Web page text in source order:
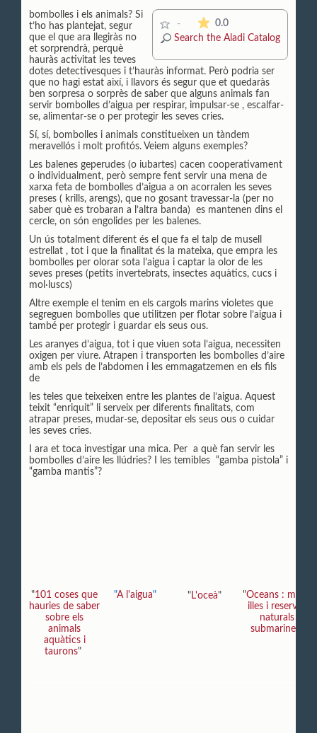
- 0.0The average rating is 0
Search the Aladi Catalog
bombolles i els animals? Si
t’ho has plantejat, segur
que el que ara llegiràs no
et sorprendrà, perquè
hauràs activitat les teves
dotes detectivesques i t’hauràs informat. Però podria ser
que no hagi estat així, i llavors és segur que et quedaràs
ben sorpresa o sorprès de saber que alguns animals fan
servir bombolles d’aigua per respirar, impulsar-se , escalfar-
se, alimentar-se o per protegir les seves cries.
Sí, sí, bombolles i animals constitueixen un tàndem
meravellós i molt profitós. Veiem alguns exemples?
Les balenes geperudes (o iubartes) cacen cooperativament
o individualment, però sempre fent servir una mena de
xarxa feta de bombolles d’aigua a on acorralen les seves
preses ( krills, arengs), que no gosant travessar-la (per no
saber què es trobaran a l’altra banda) es mantenen dins el
cercle, on són engolides per les balenes.
Un ús totalment diferent és el que fa el talp de musell
estrellat , tot i que la finalitat és la mateixa, que empra les
bombolles per olorar sota l’aigua i captar la olor de les
seves preses (petits invertebrats, insectes aquàtics, cucs i
mol·luscs)
Altre exemple el tenim en els cargols marins violetes que
segreguen bombolles que utilitzen per flotar sobre l’aigua i
també per protegir i guardar els seus ous.
Les aranyes d’aigua, tot i que viuen sota l’aigua, necessiten
oxigen per viure. Atrapen i transporten les bombolles d’aire
amb els pels de l’abdomen i les emmagatzemen en els fils
de
les teles que teixeixen entre les plantes de l’aigua. Aquest
teixit “enriquit” li serveix per diferents finalitats, com
atrapar preses, mudar-se, depositar els seus ous o cuidar
les seves cries.
I ara et toca investigar una mica. Per a què fan servir les
bombolles d’aire les llúdries? I les temibles “gamba pistola” i
“gamba mantis”?
"101 coses que
hauries de saber
sobre els
animals
aquàtics i
taurons"
"A l'aigua" "L'oceà" "Oceans : mars,
illes i reserves
naturals
submarines